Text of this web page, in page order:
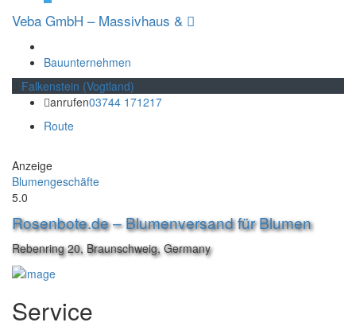
Veba GmbH – Massivhaus &
Bauunternehmen
Falkenstein (Vogtland)
anrufen03744 171217
Route
Anzeige
Blumengeschäfte
5.0
Rosenbote.de – Blumenversand für Blumen
Rebenring 20, Braunschweig, Germany
Service